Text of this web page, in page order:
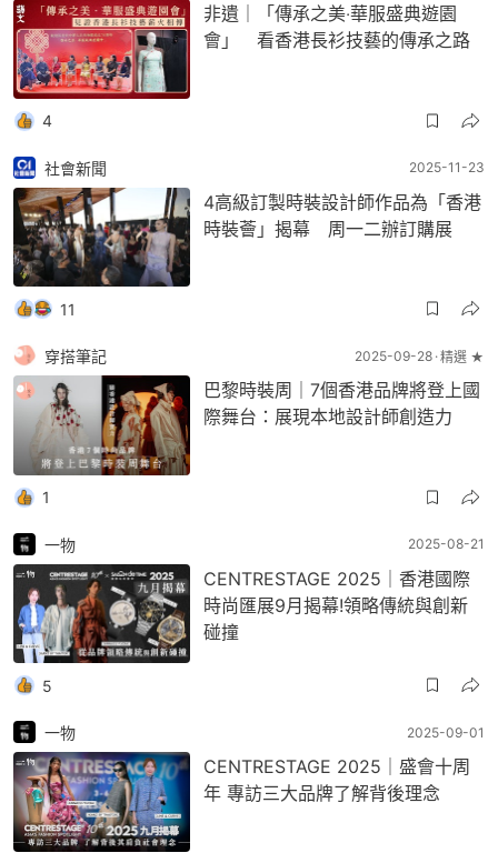
非遺｜「傳承之美‧華服盛典遊園
會」 看香港長衫技藝的傳承之路
4
社會新聞 2025-11-23
4高級訂製時裝設計師作品為「香港
時裝薈」揭幕 周一二辦訂購展
11
穿搭筆記 2025-09-28 精選 ★
巴黎時裝周｜7個香港品牌將登上國
際舞台：展現本地設計師創造力
1
一物 2025-08-21
CENTRESTAGE 2025｜香港國際
時尚匯展9月揭幕!領略傳統與創新
碰撞
5
一物 2025-09-01
CENTRESTAGE 2025｜盛會十周
年 專訪三大品牌了解背後理念